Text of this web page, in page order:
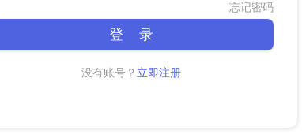
忘记密码
登 录
没有账号？ 立即注册